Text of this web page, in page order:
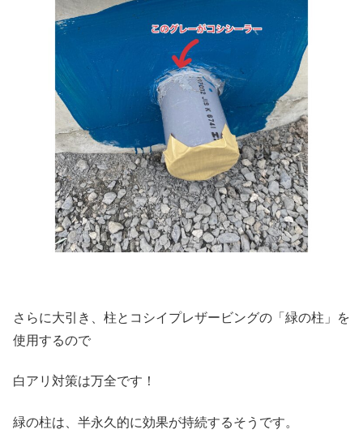
さらに大引き、柱とコシイプレザービングの「緑の柱」を
使用するので
白アリ対策は万全です！
緑の柱は、半永久的に効果が持続するそうです。